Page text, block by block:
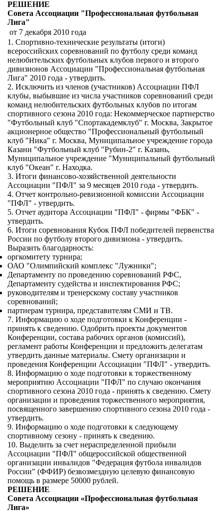
РЕШЕНИЕ
Совета Ассоциации "Профессиональная футбольная
Лига"
от 7 декабря 2010 года
1. Спортивно-технические результаты (итоги)
всероссийских соревнований по футболу среди команд
нелюбительских футбольных клубов первого и второго
дивизионов Ассоциации "Профессиональная футбольная
Лига" 2010 года - утвердить.
2. Исключить из членов (участников) Ассоциации ПФЛ
клубы, выбывшие из числа участников соревнований среди
команд нелюбительских футбольных клубов по итогам
спортивного сезона 2010 года: Некоммерческое партнерство
"Футбольный клуб "Спортакадемклуб" г. Москва, Закрытое
акционерное общество "Профессиональный футбольный
клуб "Ника" г. Москва, Муниципальное учреждение города
Казани "Футбольный клуб "Рубин-2" г. Казань,
Муниципальное учреждение "Муниципальный футбольный
клуб "Океан" г. Находка.
3. Итоги финансово-хозяйственной деятельности
Ассоциации "ПФЛ" за 9 месяцев 2010 года - утвердить.
4. Отчет контрольно-ревизионной комиссии Ассоциации
"ПФЛ" - утвердить.
5. Отчет аудитора Ассоциации "ПФЛ" - фирмы "ФБК" -
утвердить.
6. Итоги соревнования Кубок ПФЛ победителей первенства
России по футболу второго дивизиона - утвердить.
Выразить благодарность:
оргкомитету турнира;
ОАО "Олимпийский комплекс "Лужники";
Департаменту по проведению соревнований РФС,
Департаменту судейства и инспектирования РФС;
руководителям и тренерскому составу участников
соревнований;
партнерам турнира, представителям СМИ и ТВ.
7. Информацию о ходе подготовки к Конференции -
принять к сведению. Одобрить проекты документов
Конференции, состава рабочих органов (комиссий),
регламент работы Конференции и предложить делегатам
утвердить данные материалы. Смету организации и
проведения Конференции Ассоциации "ПФЛ" - утвердить.
8. Информацию о ходе подготовки к торжественному
мероприятию Ассоциации "ПФЛ" по случаю окончания
спортивного сезона 2010 года - принять к сведению. Смету
организации и проведения торжественного мероприятия,
посвященного завершению спортивного сезона 2010 года -
утвердить.
9. Информацию о ходе подготовки к следующему
спортивному сезону - принять к сведению.
10. Выделить за счет нераспределенной прибыли
Ассоциации "ПФЛ" общероссийской общественной
организации инвалидов "Федерация футбола инвалидов
России" (ФФИР) безвозмездную целевую финансовую
помощь в размере 50000 рублей.
РЕШЕНИЕ
Совета Ассоциации «Профессиональная футбольная
Лига»